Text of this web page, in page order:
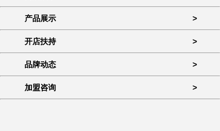
产品展示 >
开店扶持 >
品牌动态 >
加盟咨询 >